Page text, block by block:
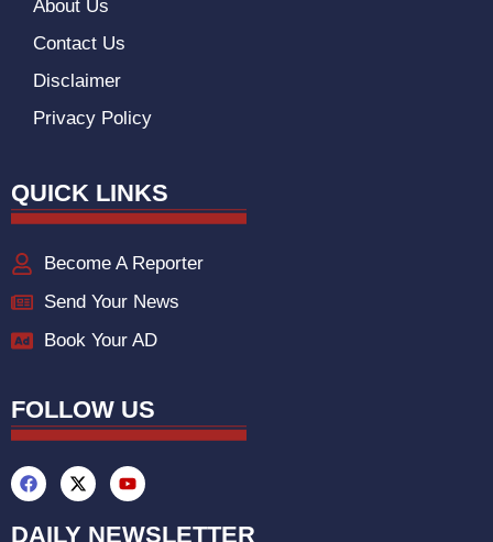
About Us
Contact Us
Disclaimer
Privacy Policy
QUICK LINKS
Become A Reporter
Send Your News
Book Your AD
FOLLOW US
DAILY NEWSLETTER